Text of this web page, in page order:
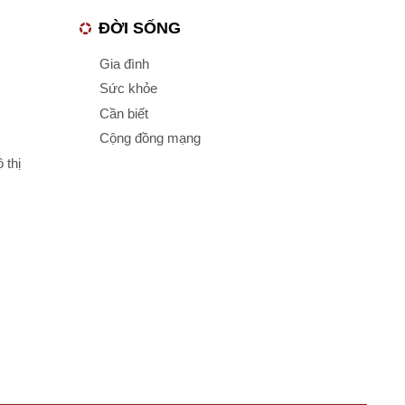
thị
ĐỜI SỐNG
Gia đình
Sức khỏe
Cần biết
Cộng đồng mạng